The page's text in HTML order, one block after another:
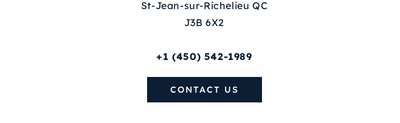
St-Jean-sur-Richelieu QC
J3B 6X2
+1 (450) 542-1989
CONTACT US